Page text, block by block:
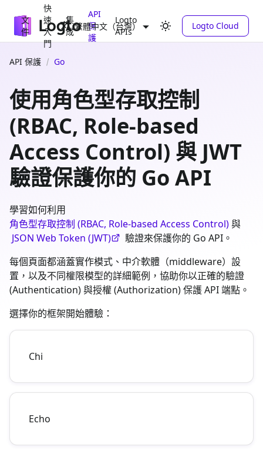
文
件
快
速
入
門
集
成
API
保
護
Logto
APIs
繁體中文（台灣） Logto Cloud
API 保護 Go
使用角色型存取控制
(RBAC, Role-based
Access Control) 與 JWT
驗證保護你的 Go API
學習如何利用
角色型存取控制 (RBAC, Role-based Access Control)與
JSON Web Token (JWT)
驗證來保護你的 Go API。
每個頁面都涵蓋實作模式、中介軟體（middleware）設
置，以及不同權限模型的詳細範例，協助你以正確的驗證
(Authentication) 與授權 (Authorization) 保護 API 端點。
選擇你的框架開始體驗：
Chi
Echo